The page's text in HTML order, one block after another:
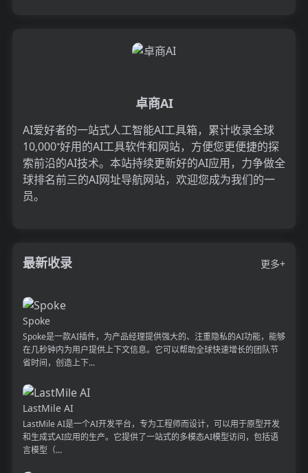
卓商AI
AI爱好者的一站式人工智能AI工具箱，累计收录全球
10,000⁺好用的AI工具软件和网站，方便您更便捷的探
索前沿的AI技术。本站持续更新好的AI应用，力争做全
球排名前三的AI网址导航网站，欢迎您成为我们的一
员。
最新收录 更多+
Spoke
Spoke是一款AI插件，为产品经理提供强大的、注重隐私的AI功能，能够
在几秒钟内为用户提供上下文信息。它可以帮助全球快速增长的团队节
省时间，创造上下...
LastMile AI
LastMile AI是一个AI开发平台，专为工程师而设计，可以用于原型开发
和生成式AI应用的生产。它提供了一站式的多模态AI模型访问，包括语
言模型（...